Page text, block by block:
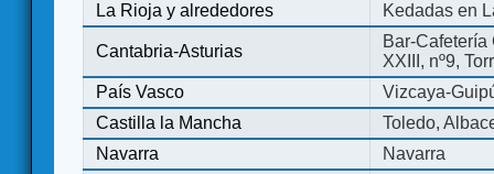
La Rioja y alrededores
Kedadas en
Cantabria-Asturias
Bar-
XXIII, nº9,
País Vasco
Vizcaya-
Castilla la Mancha
Toledo,
Navarra
Navarra